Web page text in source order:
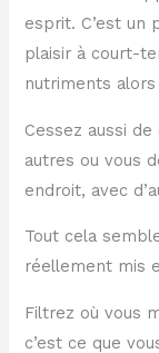
esprit. C’est un
plaisir à court-
nutriments
Cessez aussi
autres ou vous
endroit, avec
Tout cela
réellement mis
Filtrez où vous
c’est ce que